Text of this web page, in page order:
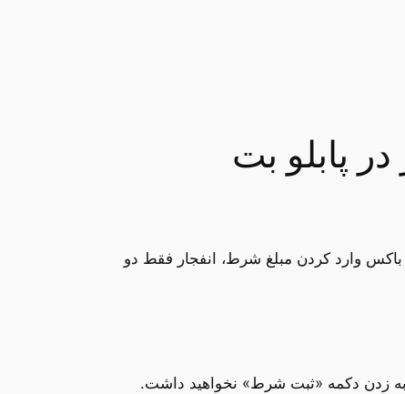
پابلو بت
وارد کردن مبلغ شرط، انفجار فقط دو
به زدن دکمه «ثبت شرط» نخواهید داشت.